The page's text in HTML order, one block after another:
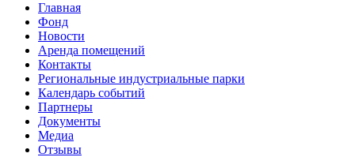
Главная
Фонд
Новости
Аренда помещений
Контакты
Региональные индустриальные парки
Календарь событий
Партнеры
Документы
Медиа
Отзывы